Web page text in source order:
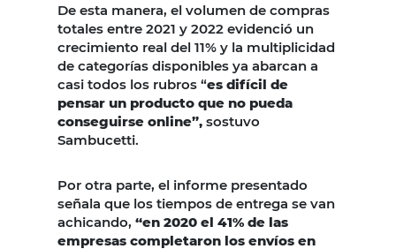
De esta manera, el volumen de compras
totales entre 2021 y 2022 evidenció un
crecimiento real del 11% y la multiplicidad
de categorías disponibles ya abarcan a
casi todos los rubros “es difícil de
pensar un producto que no pueda
conseguirse online”, sostuvo
Sambucetti.
Por otra parte, el informe presentado
señala que los tiempos de entrega se van
achicando, “en 2020 el 41% de las
empresas completaron los envíos en